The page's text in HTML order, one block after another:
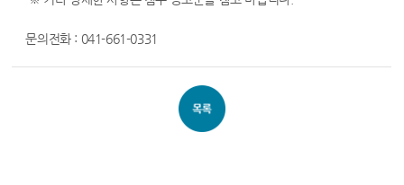
문의전화 : 041-661-0331